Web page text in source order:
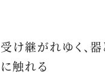
受け継がれゆく、
に触れる